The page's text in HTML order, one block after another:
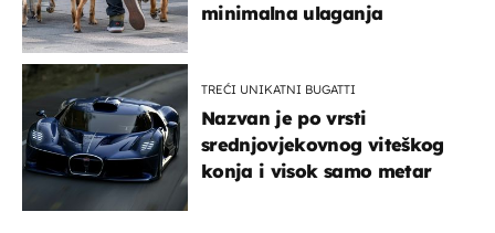
minimalna ulaganja
TREĆI UNIKATNI BUGATTI
Nazvan je po vrsti
srednjovjekovnog viteškog
konja i visok samo metar